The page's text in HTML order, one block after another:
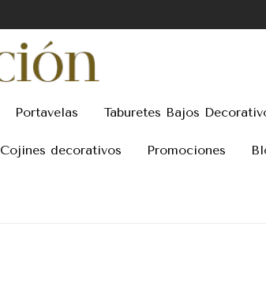
Portavelas Taburetes Bajos
Cojines decorativos Promociones